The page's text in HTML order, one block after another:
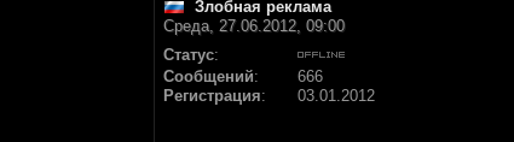
Злобная реклама
Среда, 27.06.2012, 09:00
Статус:
Сообщений:
666
Регистрация: 03.01.2012